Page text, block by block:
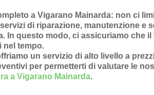
a Vigarano Mainarda: non ci
servizi di riparazione, manutenzione e
. In questo modo, ci assicuriamo che
nel tempo.
un servizio di alto livello a
per permetterti di valutare le
a Vigarano Mainarda.